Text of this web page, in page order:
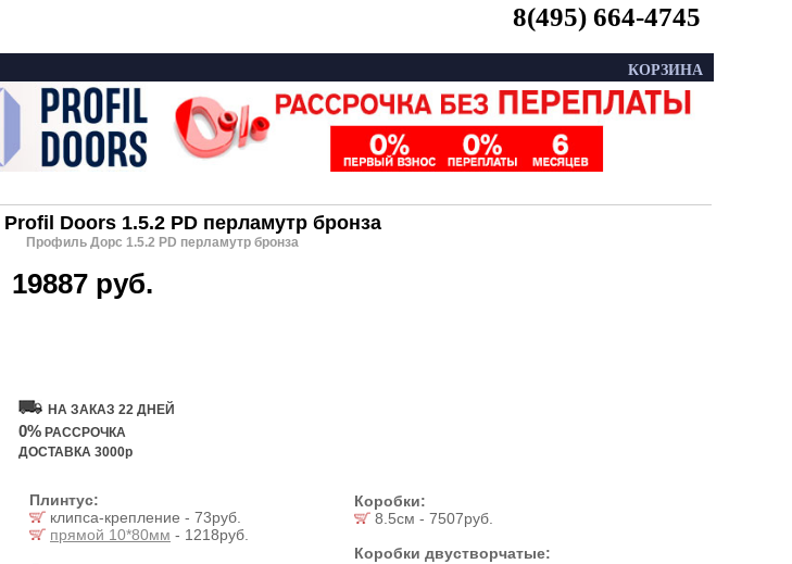
8(495) 664-4745
КОРЗИНА
Profil Doors 1.5.2 PD перламутр бронза
Профиль Дорс 1.5.2 PD перламутр бронза
19887 руб.
НА ЗАКАЗ 22 ДНЕЙ
0% РАССРОЧКА
ДОСТАВКА 3000р
Плинтус:
клипса-крепление - 73руб.
прямой 10*80мм - 1218руб.
Коробки:
8.5см - 7507руб.
Коробки двустворчатые: